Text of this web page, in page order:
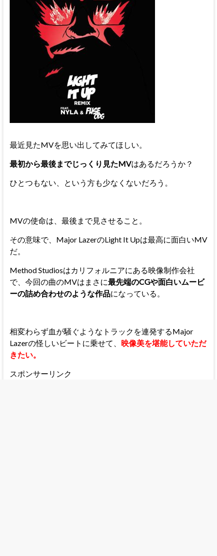
最近見たMVを思い出してみてほしい。
最初から最後までじっくり見たMVはあるだろうか？
ひとつもない、という方も少なくないだろう。
MVの使命は、最後まで見させること。
その意味で、Major LazerのLight It Upは最高に面白いMV
だ。
Method Studiosはカリフォルニアにある映像制作会社
で、今回の曲のMVはまさに最先端のCGや面白いムービ
ーの詰め合わせのような作品になっている。
相変わらず血が騒ぐようなトラックを連発するMajor
Lazerの怪しいビートに乗せて、 映像美を堪能していただ
きたい。
スポンサーリンク